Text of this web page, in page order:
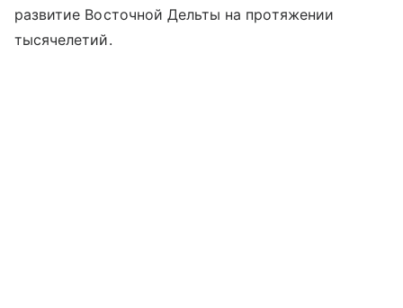
развитие Восточной Дельты на протяжении
тысячелетий.